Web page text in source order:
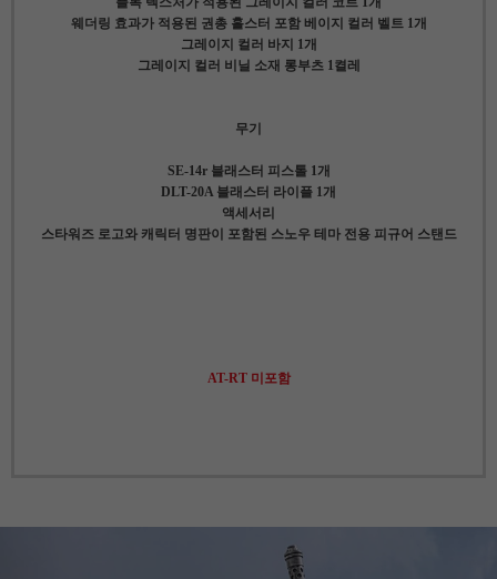
웨더링 효과가 적용된 권총 홀스터 포함 베이지 컬러 벨트 1개
그레이지 컬러 바지 1개
그레이지 컬러 비닐 소재 롱부츠 1켤레
무기
SE-14r 블래스터 피스톨 1개
DLT-20A 블래스터 라이플 1개
액세서리
스타워즈 로고와 캐릭터 명판이 포함된 스노우 테마 전용 피규어 스탠드
AT-RT 미포함